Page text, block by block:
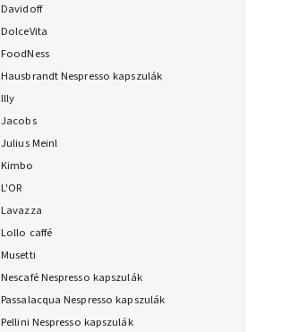
Davidoff
DolceVita
FoodNess
Hausbrandt Nespresso kapszulák
Illy
Jacobs
Julius Meinl
Kimbo
L'OR
Lavazza
Lollo caffé
Musetti
Nescafé Nespresso kapszulák
Passalacqua Nespresso kapszulák
Pellini Nespresso kapszulák